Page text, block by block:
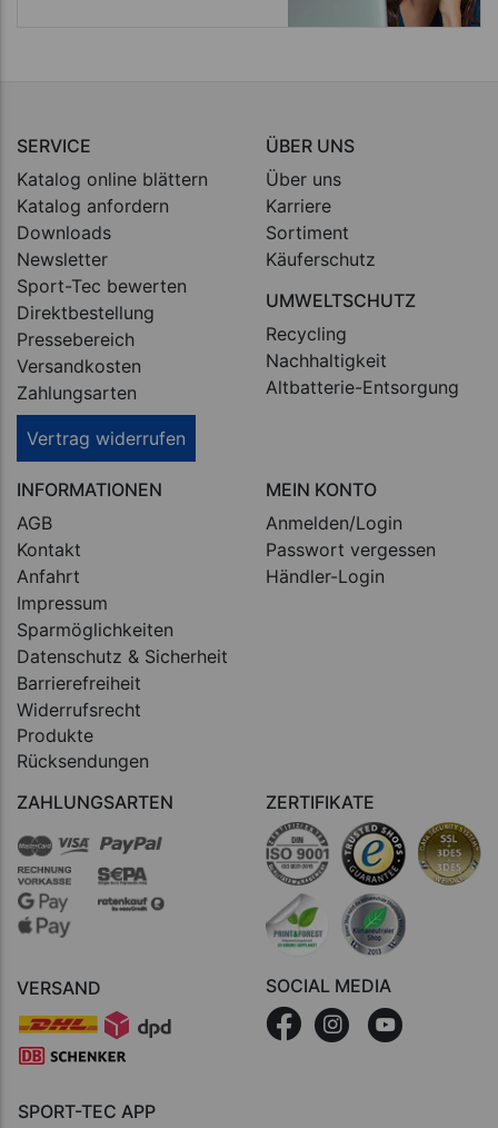
SERVICE
Katalog online blättern
Katalog anfordern
Downloads
Newsletter
Sport-Tec bewerten
Direktbestellung
Pressebereich
Versandkosten
Zahlungsarten
Vertrag widerrufen
ÜBER UNS
Über uns
Karriere
Sortiment
Käuferschutz
UMWELTSCHUTZ
Recycling
Nachhaltigkeit
Altbatterie-Entsorgung
INFORMATIONEN
AGB
Kontakt
Anfahrt
Impressum
Sparmöglichkeiten
Datenschutz & Sicherheit
Barrierefreiheit
Widerrufsrecht
Produkte
Rücksendungen
MEIN KONTO
Anmelden/Login
Passwort vergessen
Händler-Login
ZAHLUNGSARTEN
VERSAND
ZERTIFIKATE
SOCIAL MEDIA
SPORT-TEC APP